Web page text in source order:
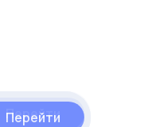
Перейти
Перейти